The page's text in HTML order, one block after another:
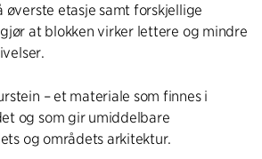
øverste etasje samt forskjellige
at blokken virker lettere og mindre
– et materiale som finnes i
og som gir umiddelbare
og områdets arkitektur.